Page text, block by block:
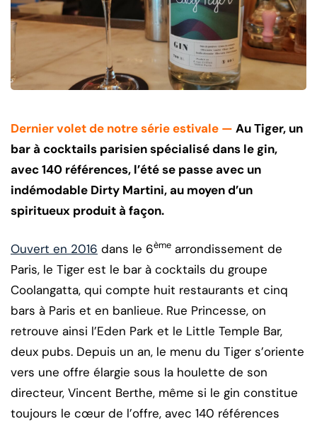
Dernier volet de notre série estivale — Au Tiger, un
bar à cocktails parisien spécialisé dans le gin,
avec 140 références, l’été se passe avec un
indémodable Dirty Martini, au moyen d’un
spiritueux produit à façon.
Ouvert en 2016 dans le 6ème arrondissement de
Paris, le Tiger est le bar à cocktails du groupe
Coolangatta, qui compte huit restaurants et cinq
bars à Paris et en banlieue. Rue Princesse, on
retrouve ainsi l’Eden Park et le Little Temple Bar,
deux pubs. Depuis un an, le menu du Tiger s’oriente
vers une offre élargie sous la houlette de son
directeur, Vincent Berthe, même si le gin constitue
toujours le cœur de l’offre, avec 140 références